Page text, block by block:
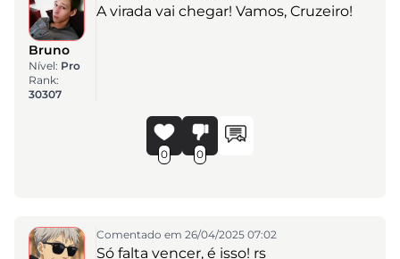
Bruno
Nível: Pro
Rank:
30307
A virada vai chegar! Vamos, Cruzeiro!
0 0
Comentado em 26/04/2025 07:02
Só falta vencer, é isso! rs